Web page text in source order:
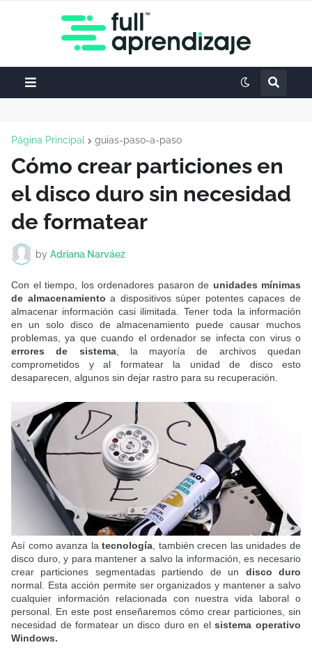
Página Principal guias-paso-a-paso
Cómo crear particiones en
el disco duro sin necesidad
de formatear
by Adriana Narváez
Con el tiempo, los ordenadores pasaron de unidades mínimas
de almacenamientoa dispositivos súper potentes capaces de
almacenar información casi ilimitada. Tener toda la información
en un solo disco de almacenamiento puede causar muchos
problemas, ya que cuando el ordenador se infecta con virus o
errores de sistema, la mayoría de archivos quedan
comprometidos y al formatear la unidad de disco esto
desaparecen, algunos sin dejar rastro para su recuperación.
Así como avanza la tecnología , también crecen las unidades de
disco duro, y para mantener a salvo la información, es necesario
crear particiones segmentadas partiendo de un disco duro
normal. Esta acción permite ser organizados y mantener a salvo
cualquier información relacionada con nuestra vida laboral o
personal. En este post enseñaremos cómo crear particiones, sin
necesidad de formatear un disco duro en elsistema operativo
Windows.